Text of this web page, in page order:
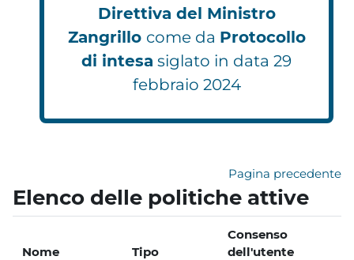
Direttiva del Ministro
Zangrillo come da Protocollo
di intesa siglato in data 29
febbraio 2024
Pagina precedente
Elenco delle politiche attive
Nome Tipo
Consenso
dell'utente